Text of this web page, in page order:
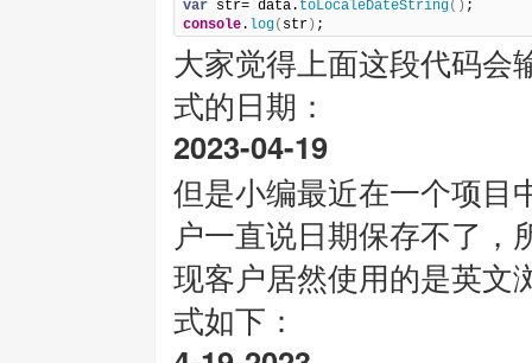
var str= data. toLocaleDateString( )
console. log( str ) ;
大家觉得上面这段代码会
式的日期：
2023-04-19
但是小编最近在一个项目
户一直说日期保存不了，
现客户居然使用的是英文
式如下：